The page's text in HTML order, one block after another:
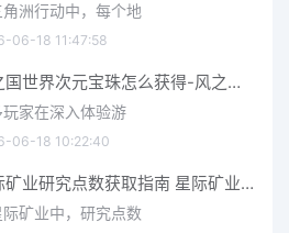
洲行动中，每个地
06-18 11:47:58
风之国世界次元宝珠怎么获得-风之国世界次元宝珠获取方法介绍
家在深入体验游
06-18 10:22:40
星际矿业研究点数获取指南 星际矿业研究点数获取方法
矿业中，研究点数